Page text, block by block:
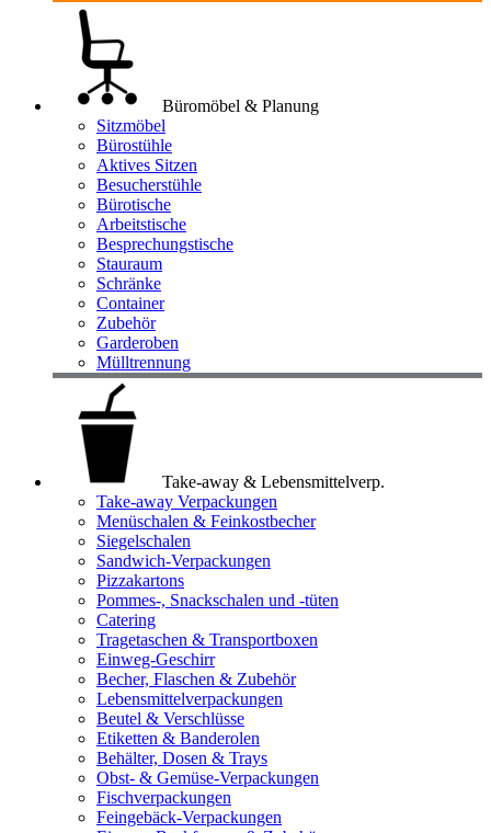
Büromöbel & Planung
Sitzmöbel
Bürostühle
Aktives Sitzen
Besucherstühle
Bürotische
Arbeitstische
Besprechungstische
Stauraum
Schränke
Container
Zubehör
Garderoben
Mülltrennung
Take-away & Lebensmittelverp.
Take-away Verpackungen
Menüschalen & Feinkostbecher
Siegelschalen
Sandwich-Verpackungen
Pizzakartons
Pommes-, Snackschalen und -tüten
Catering
Tragetaschen & Transportboxen
Einweg-Geschirr
Becher, Flaschen & Zubehör
Lebensmittelverpackungen
Beutel & Verschlüsse
Etiketten & Banderolen
Behälter, Dosen & Trays
Obst- & Gemüse-Verpackungen
Fischverpackungen
Feingebäck-Verpackungen